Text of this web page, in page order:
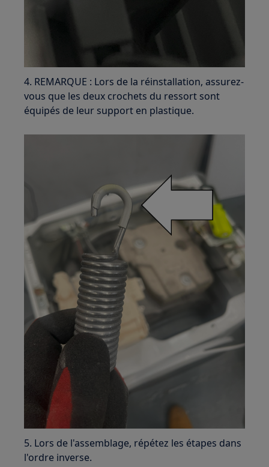
4. REMARQUE : Lors de la réinstallation, assurez-
vous que les deux crochets du ressort sont
équipés de leur support en plastique.
5. Lors de l'assemblage, répétez les étapes dans
l'ordre inverse.